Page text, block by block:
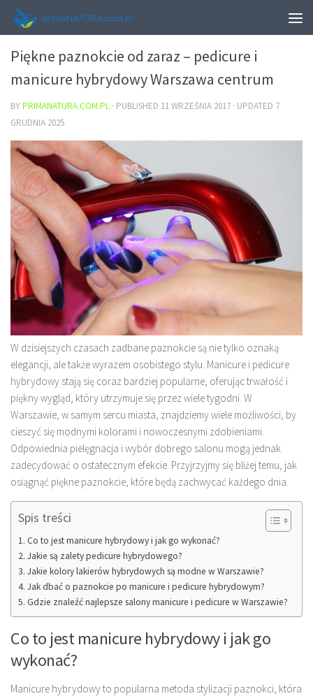
URODA
Piękne paznokcie od zaraz – pedicure i
manicure hybrydowy Warszawa centrum
BYPRIMANATURA.COM.PL · PUBLISHED 11 WRZEŚNIA 2017 · UPDATED 7
GRUDNIA 2025
W dzisiejszych czasach zadbane paznokcie są nie tylko oznaką
elegancji, ale także wyrazem osobistego stylu. Manicure i pedicure
hybrydowy stają się coraz bardziej popularne, oferując trwałość i
piękny wygląd, który utrzymuje się przez wiele tygodni. W
Warszawie, w samym sercu miasta, znajdziemy wiele możliwości, by
cieszyć się modnymi kolorami i nowoczesnymi zdobieniami.
Odpowiednia pielęgnacja i wybór dobrego salonu mogą jednak
zadecydować o ostatecznym efekcie. Przyjrzyjmy się bliżej temu, jak
osiągnąć piękne paznokcie, które będą zachwycać każdego dnia.
Spis treści
Co to jest manicure hybrydowy i jak go wykonać?
Jakie są zalety pedicure hybrydowego?
Jakie kolory lakierów hybrydowych są modne w Warszawie?
Jak dbać o paznokcie po manicure i pedicure hybrydowym?
Gdzie znaleźć najlepsze salony manicure i pedicure w Warszawie?
Co to jest manicure hybrydowy i jak go
wykonać?
Manicure hybrydowy to popularna metoda stylizacji paznokci, która